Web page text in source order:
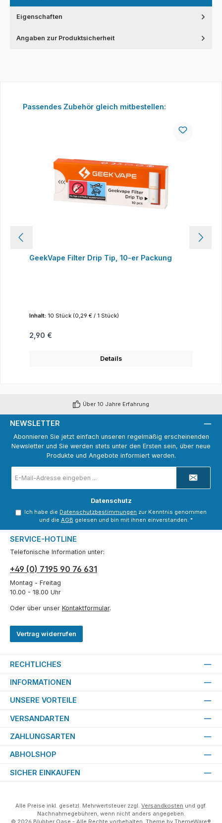
Eigenschaften
Angaben zur Produktsicherheit
Produktgalerie überspringen
Passendes Zubehör gleich mitbestellen:
GeekVape Filter Drip Tip, 10-er Packung
Inhalt: 10 Stück (0,29 € / 1 Stück)
Regulärer Preis:
2,90 €
Details
Über 10 Jahre Erfahrung
NEWSLETTER
Abonnieren Sie jetzt einfach unseren regelmäßig erscheinenden
Newsletter und Sie werden stets unter den Ersten sein, über neue
Produkte und Angebote informiert werden.
Mail-
Adresse
Datenschutz
Ich habe die Datenschutzbestimmungen zur Kenntnis genommen
und die AGB gelesen und bin mit ihnen einverstanden. *
SERVICE-HOTLINE
Telefonische Information unter:
+49 (0) 7195 90 76 631
Montag - Freitag
10.00 - 18.00 Uhr
Oder über unser Kontaktformular.
Vertrag widerrufen
RECHTLICHES
INFORMATIONEN
UNSERE VORTEILE
VERSANDARTEN
ZAHLUNGSARTEN
ABHOLSHOP
SICHER EINKAUFEN
Alle Preise inkl. gesetzl. Mehrwertsteuer zzgl. Versandkosten und ggf.
Nachnahmegebühren, wenn nicht anders angegeben.
© 2026 Blubber Oase - Alle Rechte vorbehalten. Theme by ThemeWare®